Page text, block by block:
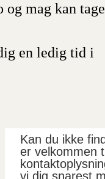
mag kan tage
en ledig tid i
Kan du ikke
er velkommen
vi dig snarest